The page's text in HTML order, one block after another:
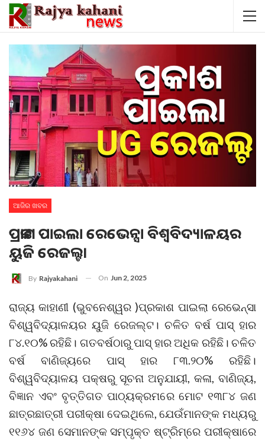
ଆଜିର ଖବର
ପ୍ରକାଶ ପାଇଲା ରେଭେନ୍ସା ବିଶ୍ୱବିଦ୍ୟାଳୟର
ୟୁଜି ରେଜଲ୍ଟ।
By Rajyakahani On Jun 2, 2025
ରାଜ୍ୟ କାହାଣୀ (ଭୁବନେଶ୍ୱର )ପ୍ରକାଶ ପାଇଲା ରେଭେନ୍ସା
ବିଶ୍ୱବିଦ୍ୟାଳୟର ୟୁଜି ରେଜଲ୍ଟ। ଚଳିତ ବର୍ଷ ପାସ୍ ହାର
୮୪.୧୦% ରହିଛି। ଗତବର୍ଷଠାରୁ ପାସ୍ ହାର ଅଧିକ ରହିଛି। ଚଳିତ
ବର୍ଷ ବାଣିଜ୍ୟରେ ପାସ୍ ହାର ୮୩.୨୦% ରହିଛି।
ବିଶ୍ୱବିଦ୍ୟାଳୟ ପକ୍ଷରୁ ସୂଚନା ଅନୁଯାୟୀ, କଳା, ବାଣିଜ୍ୟ,
ବିଜ୍ଞାନ ଏବଂ ବୃତ୍ତିଗତ ପାଠ୍ୟକ୍ରମରେ ମୋଟ ୧୩୮୪ ଜଣ
ଛାତ୍ରଛାତ୍ରୀ ପରୀକ୍ଷା ଦେଇଥିଲେ, ଯେଉଁମାନଙ୍କ ମଧ୍ୟରୁ
୧୧୬୪ ଜଣ ସେମାନଙ୍କ ସମ୍ପୃକ୍ତ ଷ୍ଟ୍ରିମ୍‌ରେ ପରୀକ୍ଷାରେ